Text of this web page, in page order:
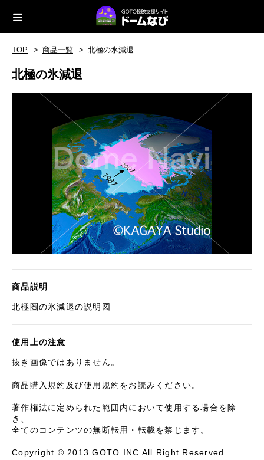
TOP 商品一覧 北極の氷減退
北極の氷減退
商品説明
北極圏の氷減退の説明図
使用上の注意
抜き画像ではありません。
商品購入規約及び使用規約をお読みください。
著作権法に定められた範囲内において使用する場合を除
き、
全てのコンテンツの無断転用・転載を禁じます。
Copyright © 2013 GOTO INC All Right Reserved.